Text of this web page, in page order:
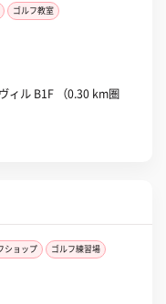
ゴルフ教室
ィル B1F （0.30 km圏
ショップ ゴルフ練習場